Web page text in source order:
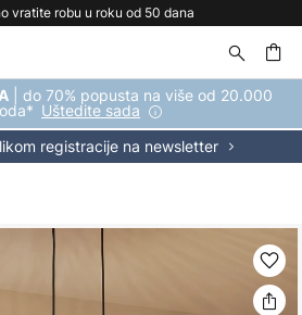
vratite robu u roku od 50 dana
| do 70% popusta na više od 20.000
Uštedite sada
registracije na newsletter